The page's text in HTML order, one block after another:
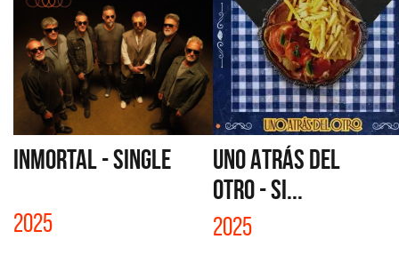
INMORTAL - SINGLE
2025
UNO ATRÁS DEL
OTRO - SI...
2025